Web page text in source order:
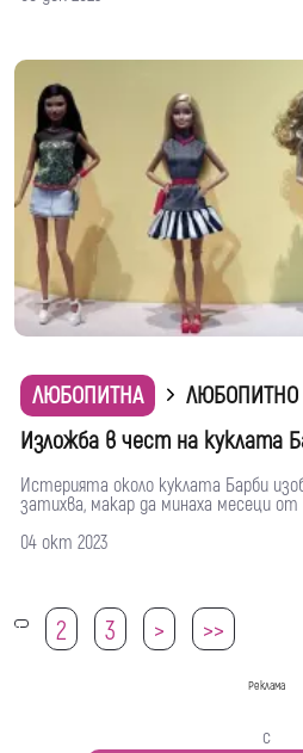
ЛЮБОПИТНА
ЛЮБОПИТНО
Изложба в чест на куклата
Истерията около куклата Барби
затихва, макар да минаха месеци
04 окт 2023
1 2 3 > >>
Реклама
с